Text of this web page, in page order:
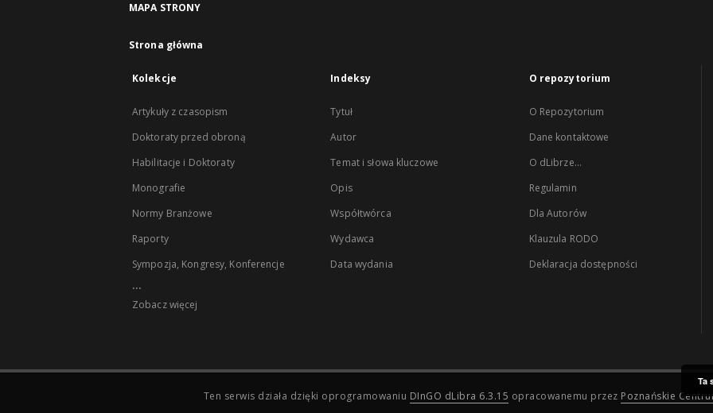
MAPA STRONY
Strona główna
Kolekcje
Artykuły z czasopism
Doktoraty przed obroną
Habilitacje i Doktoraty
Monografie
Normy Branżowe
Raporty
Sympozja, Kongresy, Konferencje
...
Zobacz więcej
Indeksy
Tytuł
Autor
Temat i słowa kluczowe
Opis
Współtwórca
Wydawca
Data wydania
O repozytorium
O Repozytorium
Dane kontaktowe
O dLibrze...
Regulamin
Dla Autorów
Klauzula RODO
Deklaracja dostępności
Ten serwis działa dzięki oprogramowaniu DInGO dLibra 6.3.15 opracowanemu przez Poznańskie
Ta